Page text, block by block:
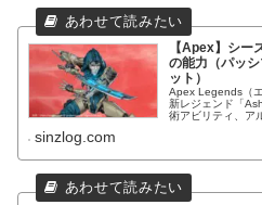
【Apex】シー
の能力（パッ
ット）
Apex Legends（
新レジェンド「
術アビリティ、ア
sinzlog.com